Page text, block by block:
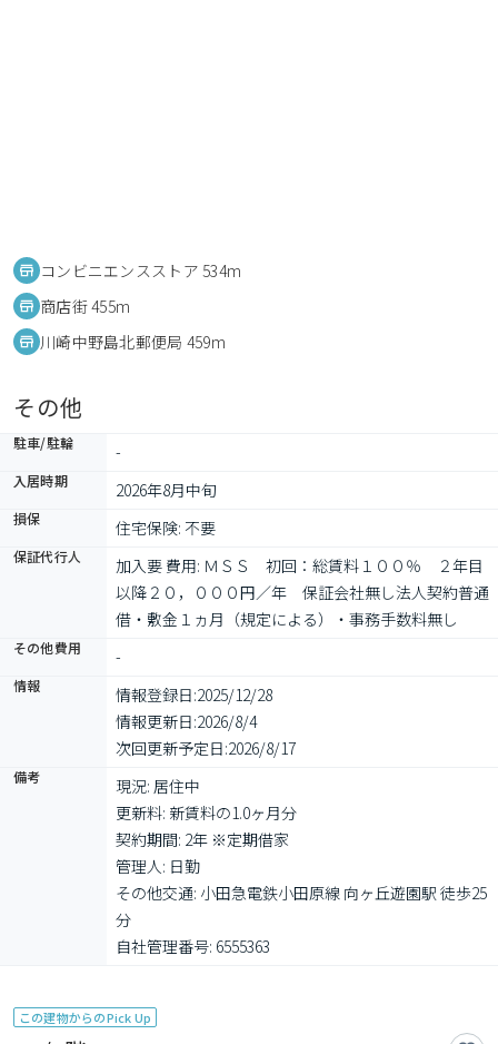
コンビニエンスストア 534m
商店街 455m
川崎中野島北郵便局 459m
その他
駐車/駐輪 -
入居時期 2026年8月中旬
損保 住宅保険: 不要
保証代行人
加入要 費用: ＭＳＳ　初回：総賃料１００％　２年目
以降２０，０００円／年　保証会社無し法人契約普通
借・敷金１ヵ月（規定による）・事務手数料無し
その他費用 -
情報 情報登録日:2025/12/28
情報更新日:2026/8/4
次回更新予定日:2026/8/17
備考
現況: 居住中
更新料: 新賃料の1.0ヶ月分
契約期間: 2年 ※定期借家
管理人: 日勤
その他交通: 小田急電鉄小田原線 向ヶ丘遊園駅 徒歩25
分
自社管理番号: 6555363
この建物からのPick Up